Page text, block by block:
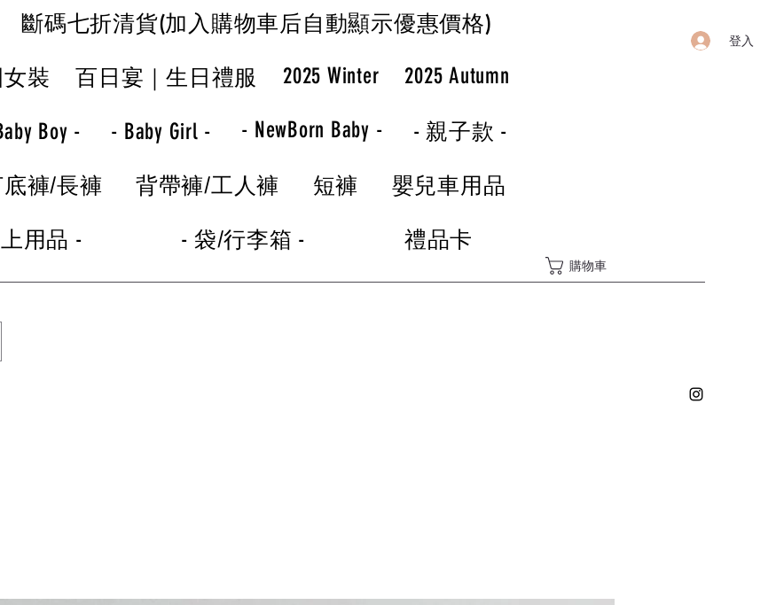
登入
斷碼七折清貨(加入購物車后自動顯示優惠價格)
裝 百日宴｜生日禮服 2025 Winter 2025 Autumn
Boy - - Baby Girl - - NewBorn Baby - - 親子款 -
褲/長褲 背帶褲/工人褲 短褲 嬰兒車用品
用品 - - 袋/行李箱 - 禮品卡
購物車